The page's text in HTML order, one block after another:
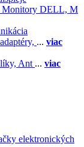
Monitory DELL, M
... viac
Ant ... viac
elektronických